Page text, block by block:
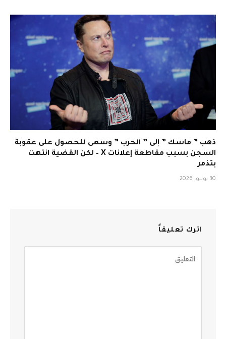
ذهب ” ماسك ” إلى ” الحرب ” وسعى للحصول على عقوبة
السجن بسبب مقاطعة إعلانات X – لكن القضية انتهت
بتذمر
30 يوليو، 2026
اترك تعليقاً